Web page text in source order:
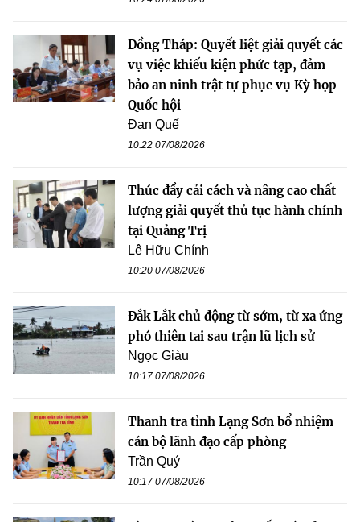
Đồng Tháp: Quyết liệt giải quyết các
vụ việc khiếu kiện phức tạp, đảm
bảo an ninh trật tự phục vụ Kỳ họp
Quốc hội
Đan Quế
10:22 07/08/2026
Thúc đẩy cải cách và nâng cao chất
lượng giải quyết thủ tục hành chính
tại Quảng Trị
Lê Hữu Chính
10:20 07/08/2026
Đắk Lắk chủ động từ sớm, từ xa ứng
phó thiên tai sau trận lũ lịch sử
Ngọc Giàu
10:17 07/08/2026
Thanh tra tỉnh Lạng Sơn bổ nhiệm
cán bộ lãnh đạo cấp phòng
Trần Quý
10:17 07/08/2026